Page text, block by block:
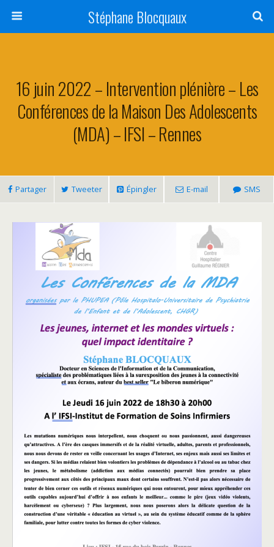
Stéphane Blocquaux
16 juin 2022 – Intervention plénière – Les
Conférences de la Maison Des Adolescents
(MDA) – IFSI – Rennes
Partager Tweeter Épingler E-mail SMS